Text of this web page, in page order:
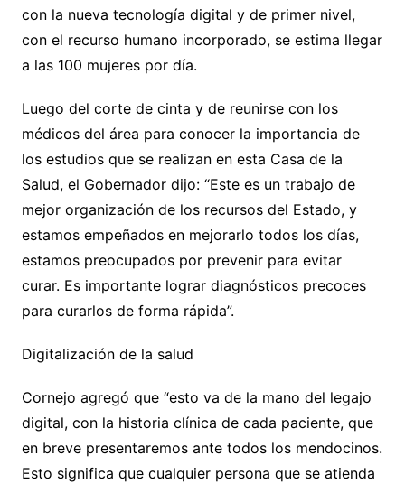
con la nueva tecnología digital y de primer nivel,
con el recurso humano incorporado, se estima llegar
a las 100 mujeres por día.
Luego del corte de cinta y de reunirse con los
médicos del área para conocer la importancia de
los estudios que se realizan en esta Casa de la
Salud, el Gobernador dijo: “Este es un trabajo de
mejor organización de los recursos del Estado, y
estamos empeñados en mejorarlo todos los días,
estamos preocupados por prevenir para evitar
curar. Es importante lograr diagnósticos precoces
para curarlos de forma rápida”.
Digitalización de la salud
Cornejo agregó que “esto va de la mano del legajo
digital, con la historia clínica de cada paciente, que
en breve presentaremos ante todos los mendocinos.
Esto significa que cualquier persona que se atienda